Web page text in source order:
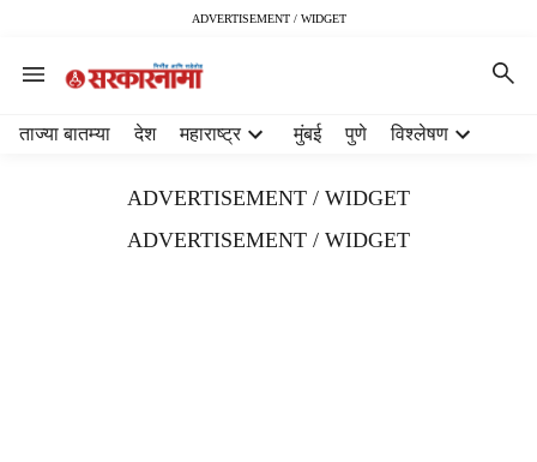
ADVERTISEMENT / WIDGET
ताज्या बातम्या देश महाराष्ट्र मुंबई पुणे विश्लेषण
ADVERTISEMENT / WIDGET
ADVERTISEMENT / WIDGET